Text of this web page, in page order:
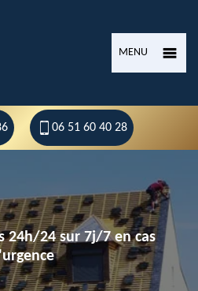
MENU
06 51 60 40 28
24h/24 sur 7j/7 en cas